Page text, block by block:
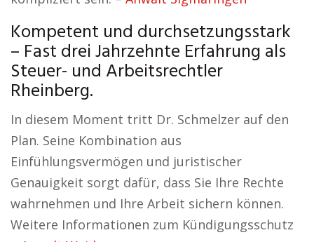
Kompetent und durchsetzungsstark
– Fast drei Jahrzehnte Erfahrung als
Steuer- und Arbeitsrechtler
Rheinberg.
In diesem Moment tritt Dr. Schmelzer auf den
Plan. Seine Kombination aus
Einfühlungsvermögen und juristischer
Genauigkeit sorgt dafür, dass Sie Ihre Rechte
wahrnehmen und Ihre Arbeit sichern können.
Weitere Informationen zum Kündigungsschutz